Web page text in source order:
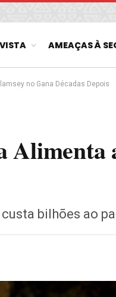
AMEAÇAS À
no Gana Décadas Depois
bilhões ao